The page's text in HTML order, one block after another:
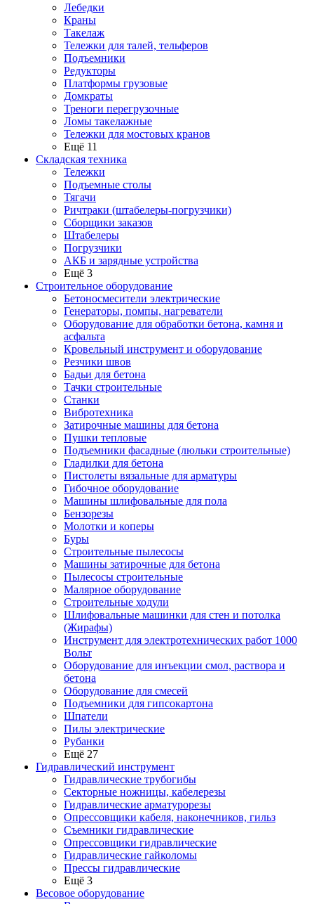
Лебедки
Краны
Такелаж
Тележки для талей, тельферов
Подъемники
Редукторы
Платформы грузовые
Домкраты
Треноги перегрузочные
Ломы такелажные
Тележки для мостовых кранов
Ещё 11
Складская техника
Тележки
Подъемные столы
Тягачи
Ричтраки (штабелеры-погрузчики)
Сборщики заказов
Штабелеры
Погрузчики
АКБ и зарядные устройства
Ещё 3
Строительное оборудование
Бетоносмесители электрические
Генераторы, помпы, нагреватели
Оборудование для обработки бетона, камня и
асфальта
Кровельный инструмент и оборудование
Резчики швов
Бадьи для бетона
Тачки строительные
Станки
Вибротехника
Затирочные машины для бетона
Пушки тепловые
Подъемники фасадные (люльки строительные)
Гладилки для бетона
Пистолеты вязальные для арматуры
Гибочное оборудование
Машины шлифовальные для пола
Бензорезы
Молотки и коперы
Буры
Строительные пылесосы
Машины затирочные для бетона
Пылесосы строительные
Малярное оборудование
Строительные ходули
Шлифовальные машинки для стен и потолка
(Жирафы)
Инструмент для электротехнических работ 1000
Вольт
Оборудование для инъекции смол, раствора и
бетона
Оборудование для смесей
Подъемники для гипсокартона
Шпатели
Пилы электрические
Рубанки
Ещё 27
Гидравлический инструмент
Гидравлические трубогибы
Секторные ножницы, кабелерезы
Гидравлические арматурорезы
Опрессовщики кабеля, наконечников, гильз
Съемники гидравлические
Опрессовщики гидравлические
Гидравлические гайколомы
Прессы гидравлические
Ещё 3
Весовое оборудование